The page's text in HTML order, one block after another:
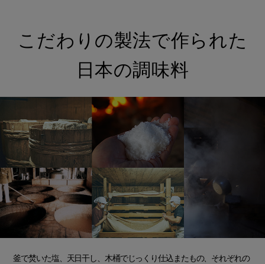
こだわりの製法で作られた
日本の調味料
釜で焚いた塩、天日干し、木桶でじっくり仕込またもの、それぞれの